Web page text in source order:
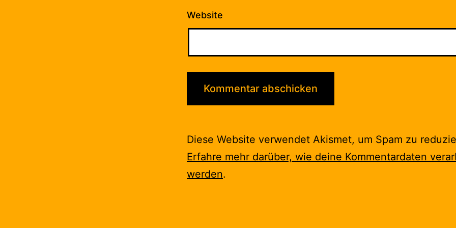
Website
Diese Website verwendet Akismet, um Spam zu
Erfahre mehr darüber, wie deine Kommentardaten
werden.